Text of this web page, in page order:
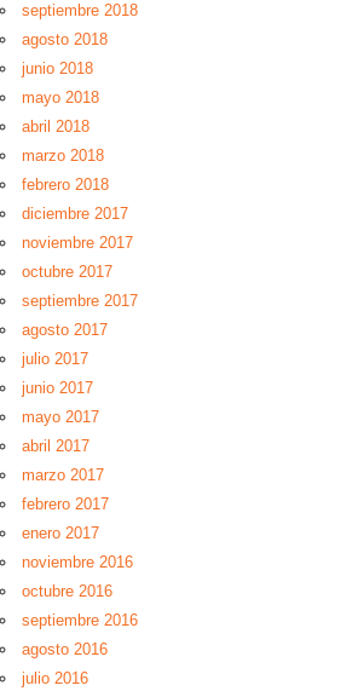
septiembre 2018
agosto 2018
junio 2018
mayo 2018
abril 2018
marzo 2018
febrero 2018
diciembre 2017
noviembre 2017
octubre 2017
septiembre 2017
agosto 2017
julio 2017
junio 2017
mayo 2017
abril 2017
marzo 2017
febrero 2017
enero 2017
noviembre 2016
octubre 2016
septiembre 2016
agosto 2016
julio 2016